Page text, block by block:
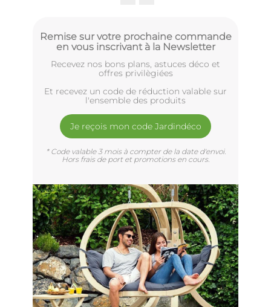
Remise sur votre prochaine commande
en vous inscrivant à la Newsletter
Recevez nos bons plans, astuces déco et
offres privilègiées
Et recevez un code de réduction valable sur
l'ensemble des produits
Je reçois mon code Jardindéco
* Code valable 3 mois à compter de la date d'envoi.
Hors frais de port et promotions en cours.